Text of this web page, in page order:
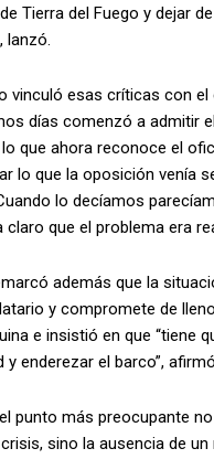
Tierra del Fuego y dejar
lanzó.
vinculó esas críticas con
días comenzó a admitir
que ahora reconoce el
lo que la oposición venía
lo decíamos
claro que el problema era
además que la
y compromete de
e insistió en que “tiene
y enderezar el barco”,
punto más preocupante
sino la ausencia de un